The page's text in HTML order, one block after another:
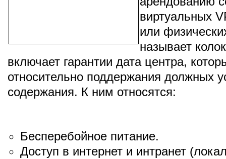
виртуальных
или
называет
включает гарантии дата центра,
относительно поддержания должных
содержания. К ним относятся:
Бесперебойное питание.
Доступ в интернет и интранет